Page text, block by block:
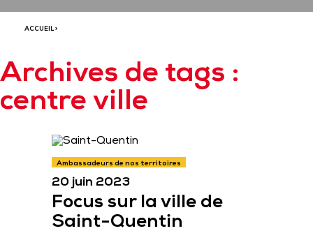
ACCUEIL>
Archives de tags :
centre ville
Ambassadeurs de nos territoires
20 juin 2023
Focus sur la ville de
Saint-Quentin